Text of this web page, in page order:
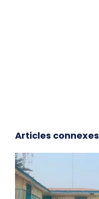
Articles connexes